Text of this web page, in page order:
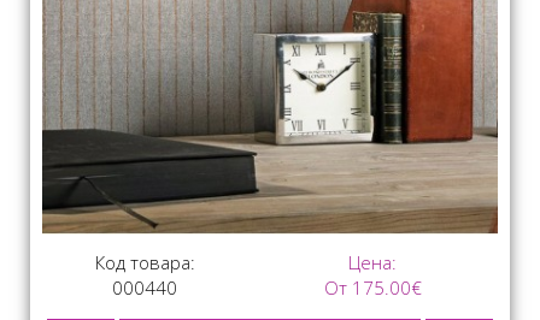
Код товара:
000440
Цена:
От 175.00€